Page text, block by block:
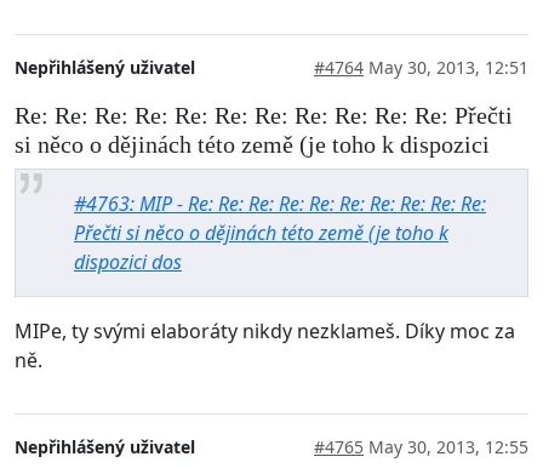
Nepřihlášený uživatel #4764 May 30, 2013, 12:51
Re: Re: Re: Re: Re: Re: Re: Re: Re: Re: Re: Přečti
si něco o dějinách této země (je toho k dispozici
#4763: MIP - Re: Re: Re: Re: Re: Re: Re: Re: Re: Re:
Přečti si něco o dějinách této země (je toho k
dispozici dos
MIPe, ty svými elaboráty nikdy nezklameš. Díky moc za
ně.
Nepřihlášený uživatel #4765 May 30, 2013, 12:55